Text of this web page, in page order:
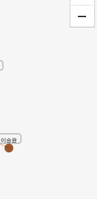
이승윤